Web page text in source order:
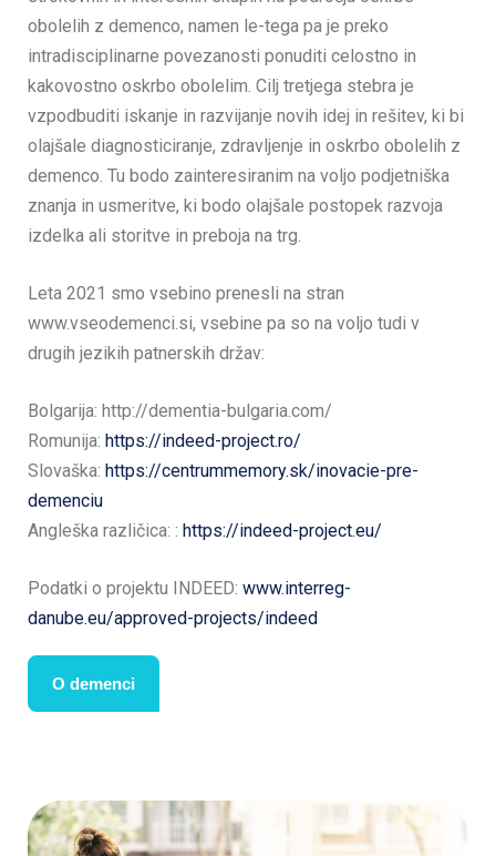
obolelih z demenco, namen le-tega pa je preko
intradisciplinarne povezanosti ponuditi celostno in
kakovostno oskrbo obolelim. Cilj tretjega stebra je
vzpodbuditi iskanje in razvijanje novih idej in rešitev, ki bi
olajšale diagnosticiranje, zdravljenje in oskrbo obolelih z
demenco. Tu bodo zainteresiranim na voljo podjetniška
znanja in usmeritve, ki bodo olajšale postopek razvoja
izdelka ali storitve in preboja na trg.
Leta 2021 smo vsebino prenesli na stran
www.vseodemenci.si, vsebine pa so na voljo tudi v
drugih jezikih patnerskih držav:
Bolgarija: http://dementia-bulgaria.com/
Romunija: https://indeed-project.ro/
Slovaška: https://centrummemory.sk/inovacie-pre-
demenciu
Angleška različica: : https://indeed-project.eu/
Podatki o projektu INDEED: www.interreg-
danube.eu/approved-projects/indeed
O demenci